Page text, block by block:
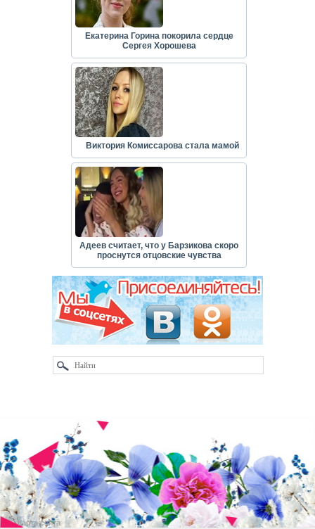
Екатерина Горина покорила сердце
Сергея Хорошева
Виктория Комиссарова стала мамой
Адеев считает, что у Барзикова скоро
проснутся отцовские чувства
Карта сайта